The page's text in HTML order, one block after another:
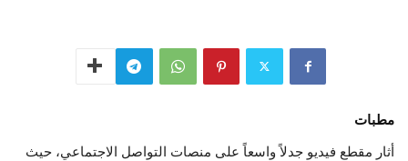
مطبات
أثار مقطع فيديو جدلاً واسعاً على منصات التواصل الاجتماعي، حيث